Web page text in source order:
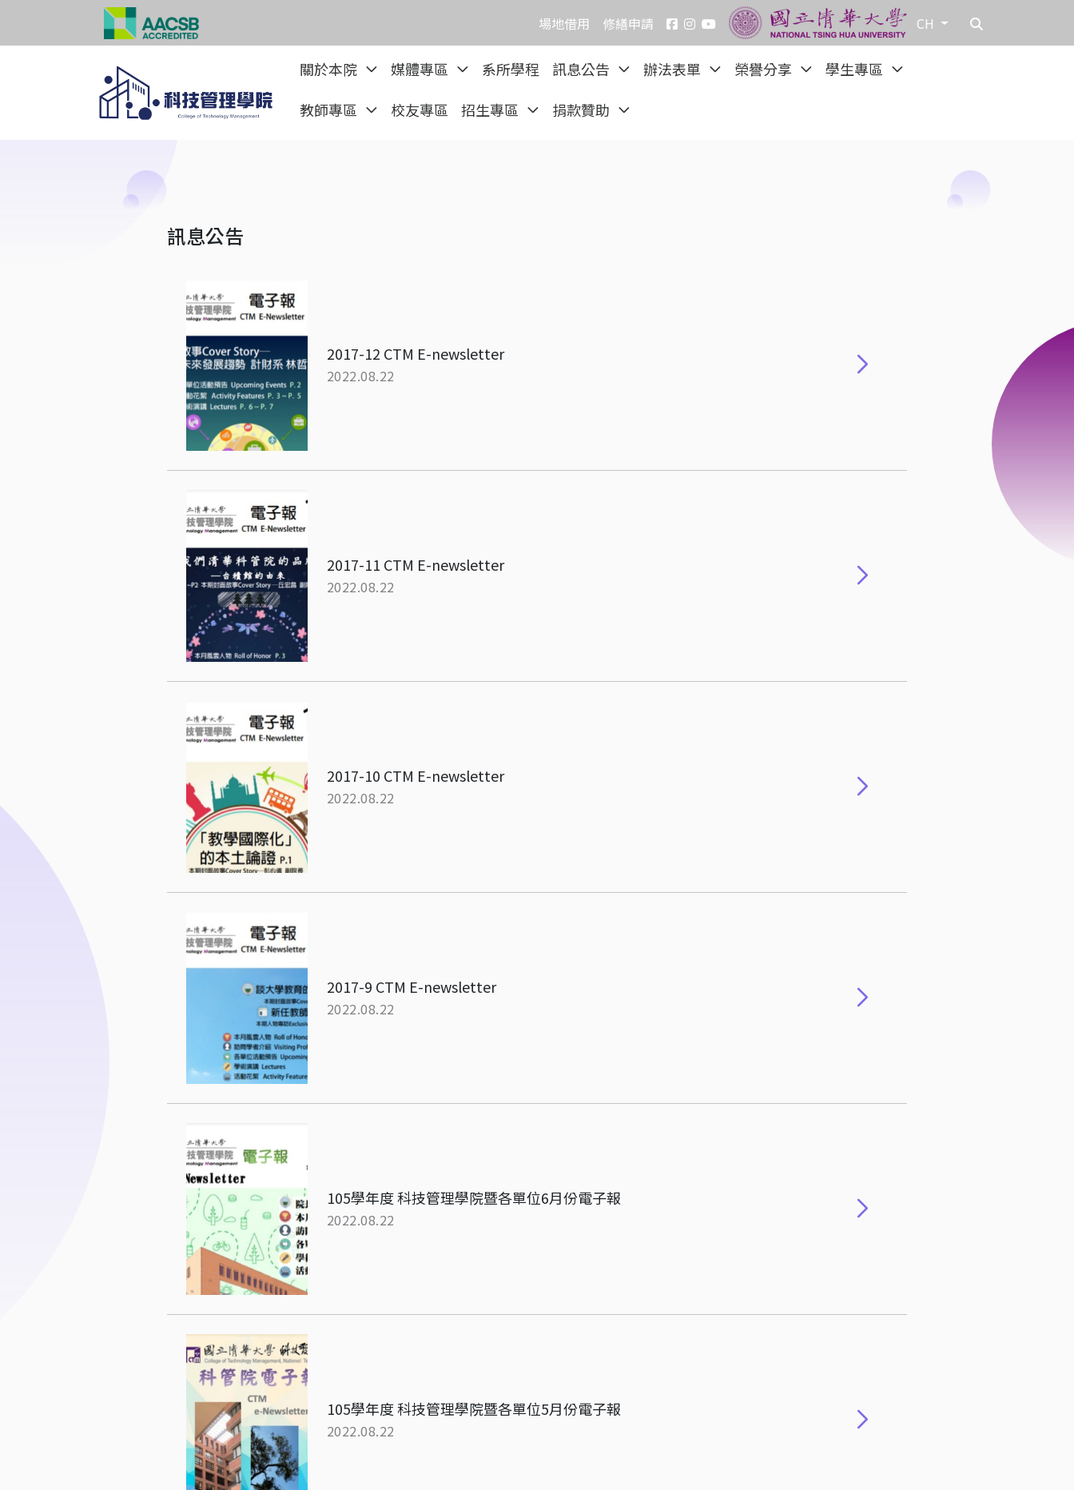
場地借用 修繕申請 CH
關於本院 媒體專區 系所學程 訊息公告 辦法表單 榮譽分享
學生專區
教師專區
校友專區 招生專區 捐款贊助
訊息公告
2017-12 CTM E-newsletter
2022.08.22
2017-11 CTM E-newsletter
2022.08.22
2017-10 CTM E-newsletter
2022.08.22
2017-9 CTM E-newsletter
2022.08.22
105學年度 科技管理學院暨各單位6月份電子報
2022.08.22
105學年度 科技管理學院暨各單位5月份電子報
2022.08.22